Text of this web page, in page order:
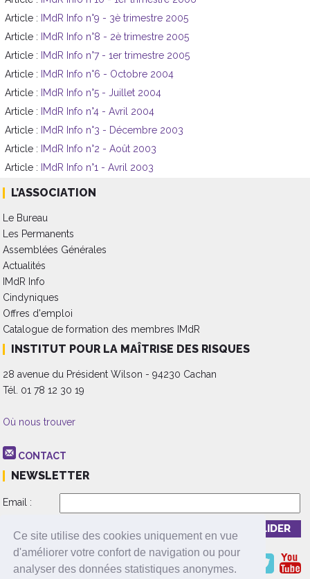
Ce site utilise des cookies uniquement en vue
d'améliorer votre confort de navigation ou pour
analyser des données statistiques anonymes.
Article :
IMdR Info n°9 - 3è trimestre 2005
Article :
IMdR Info n°8 - 2è trimestre 2005
Article :
IMdR Info n°7 - 1er trimestre 2005
Article :
IMdR Info n°6 - Octobre 2004
Article :
IMdR Info n°5 - Juillet 2004
Article :
IMdR Info n°4 - Avril 2004
Article :
IMdR Info n°3 - Décembre 2003
Article :
IMdR Info n°2 - Août 2003
Article :
IMdR Info n°1 - Avril 2003
L’ASSOCIATION
Le Bureau
Les Permanents
Assemblées Générales
Actualités
IMdR Info
Cindyniques
Offres d'emploi
Catalogue de formation des membres IMdR
INSTITUT POUR LA MAÎTRISE DES RISQUES
28 avenue du Président Wilson - 94230 Cachan
Tél. 01 78 12 30 19
Où nous trouver
CONTACT
NEWSLETTER
Email :